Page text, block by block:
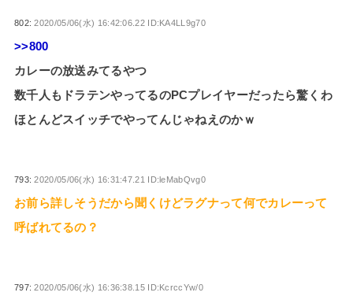
802:2020/05/06(水) 16:42:06.22 ID:KA4LL9g70
>>800
カレーの放送みてるやつ
数千人もドラテンやってるのPCプレイヤーだったら驚くわ
ほとんどスイッチでやってんじゃねえのかｗ
793:2020/05/06(水) 16:31:47.21 ID:leMabQvg0
お前ら詳しそうだから聞くけどラグナって何でカレーって
呼ばれてるの？
797:2020/05/06(水) 16:36:38.15 ID:KcrccYw/0